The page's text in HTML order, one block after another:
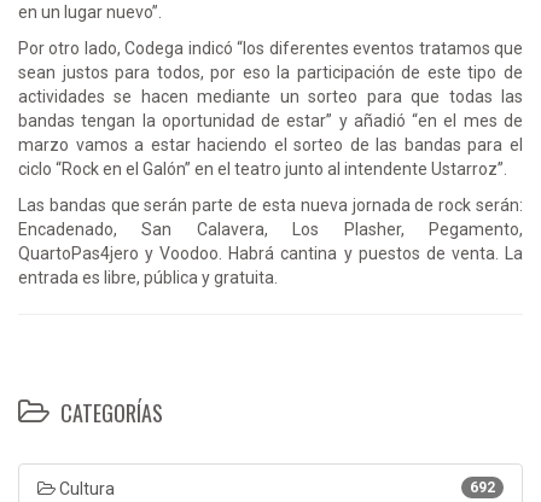
en un lugar nuevo”.
Por otro lado, Codega indicó “los diferentes eventos tratamos que
sean justos para todos, por eso la participación de este tipo de
actividades se hacen mediante un sorteo para que todas las
bandas tengan la oportunidad de estar” y añadió “en el mes de
marzo vamos a estar haciendo el sorteo de las bandas para el
ciclo “Rock en el Galón” en el teatro junto al intendente Ustarroz”.
Las bandas que serán parte de esta nueva jornada de rock serán:
Encadenado, San Calavera, Los Plasher, Pegamento,
QuartoPas4jero y Voodoo. Habrá cantina y puestos de venta. La
entrada es libre, pública y gratuita.
CATEGORÍAS
692
Cultura